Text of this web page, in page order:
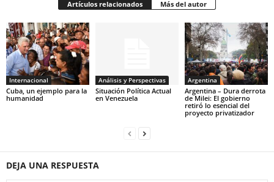
Artículos relacionados Más del autor
Internacional
Cuba, un ejemplo para la
humanidad
Análisis y Perspectivas
Situación Política Actual
en Venezuela
Argentina
Argentina – Dura derrota
de Milei: El gobierno
retiró lo esencial del
proyecto privatizador
DEJA UNA RESPUESTA